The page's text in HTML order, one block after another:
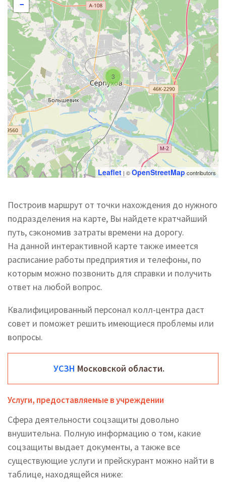
3
−
Leaflet | ©OpenStreetMap contributors
Построив маршрут от точки нахождения до нужного
подразделения на карте, Вы найдете кратчайший
путь, сэкономив затраты времени на дорогу.
На данной интерактивной карте также имеется
расписание работы предприятия и телефоны, по
которым можно позвонить для справки и получить
ответ на любой вопрос.
Квалифицированный персонал колл-центра даст
совет и поможет решить имеющиеся проблемы или
вопросы.
УСЗН Московской области.
Услуги, предоставляемые в учреждении
Сфера деятельности соцзащиты довольно
внушительна. Полную информацию о том, какие
соцзащиты выдает документы, а также все
существующие услуги и прейскурант можно найти в
таблице, находящейся ниже: